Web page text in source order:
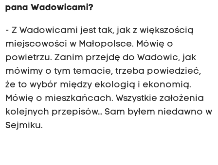
pana Wadowicami?
- Z Wadowicami jest tak, jak z większością
miejscowości w Małopolsce. Mówię o
powietrzu. Zanim przejdę do Wadowic, jak
mówimy o tym temacie, trzeba powiedzieć,
że to wybór między ekologią i ekonomią.
Mówię o mieszkańcach. Wszystkie założenia
kolejnych przepisów… Sam byłem niedawno w
Sejmiku.